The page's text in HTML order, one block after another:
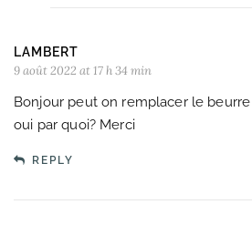
LAMBERT
9 août 2022 at 17 h 34 min
Bonjour peut on remplacer le
oui par quoi? Merci
REPLY